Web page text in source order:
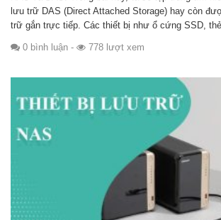
lưu trữ DAS (Direct Attached Storage) hay còn
trữ gắn trực tiếp. Các thiết bị như ổ cứng SSD,
0 bình luận - 778 lượt xem